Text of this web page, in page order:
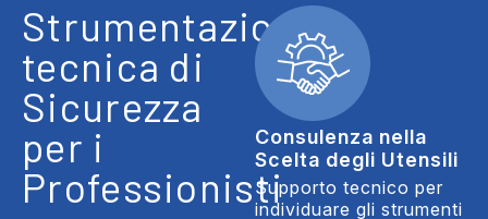
Strumentazione
tecnica di
Sicurezza
per i
Professionisti
Consulenza nella
Scelta degli Utensili
Supporto tecnico per
individuare gli strumenti